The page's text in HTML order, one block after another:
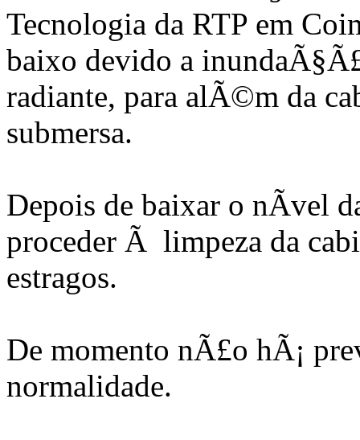
Tecnologia da RTP em
baixo devido a
radiante, para alÃ©m da
submersa.
Depois de baixar o nÃ­vel
proceder Ã limpeza da
estragos.
De momento nÃ£o hÃ¡
normalidade.